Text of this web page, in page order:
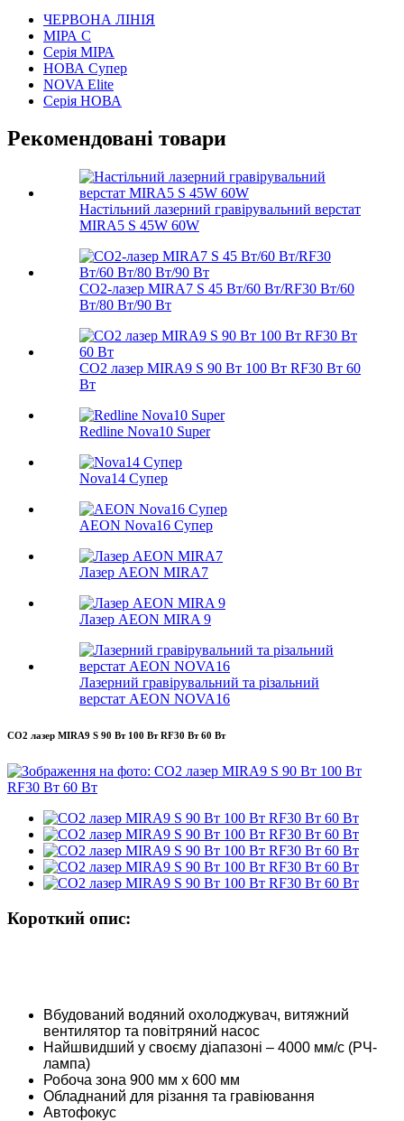
ЧЕРВОНА ЛІНІЯ
МІРА С
Серія МІРА
НОВА Супер
NOVA Elite
Серія НОВА
Рекомендовані товари
Настільний лазерний гравірувальний верстат
MIRA5 S 45W 60W
CO2-лазер MIRA7 S 45 Вт/60 Вт/RF30 Вт/60
Вт/80 Вт/90 Вт
CO2 лазер MIRA9 S 90 Вт 100 Вт RF30 Вт 60
Вт
Redline Nova10 Super
Nova14 Супер
AEON Nova16 Супер
Лазер AEON MIRA7
Лазер AEON MIRA 9
Лазерний гравірувальний та різальний
верстат AEON NOVA16
CO2 лазер MIRA9 S 90 Вт 100 Вт RF30 Вт 60 Вт
Короткий опис:
Вбудований водяний охолоджувач, витяжний
вентилятор та повітряний насос
Найшвидший у своєму діапазоні – 4000 мм/с (РЧ-
лампа)
Робоча зона 900 мм x 600 мм
Обладнаний для різання та гравіювання
Автофокус